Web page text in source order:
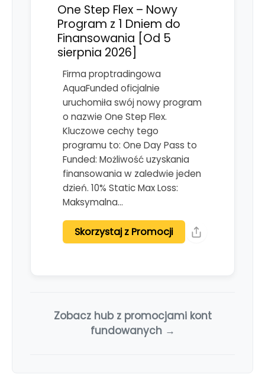
One Step Flex – Nowy
Program z 1 Dniem do
Finansowania [Od 5
sierpnia 2026]
Firma proptradingowa
AquaFunded oficjalnie
uruchomiła swój nowy program
o nazwie One Step Flex.
Kluczowe cechy tego
programu to: One Day Pass to
Funded: Możliwość uzyskania
finansowania w zaledwie jeden
dzień. 10% Static Max Loss:
Maksymalna…
Skorzystaj z Promocji
Zobacz hub z promocjami kont
fundowanych →